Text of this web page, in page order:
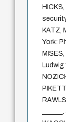
KATZ,
York:
Ludwig